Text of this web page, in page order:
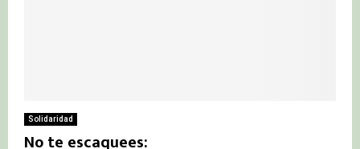
Solidaridad
No te escaquees: